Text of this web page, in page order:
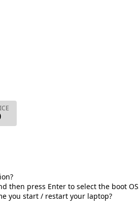
then press Enter to select the boot
you start / restart your laptop?